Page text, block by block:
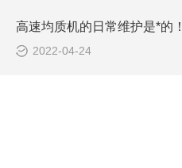
高速均质机的日常维护是*的！
2022-04-24